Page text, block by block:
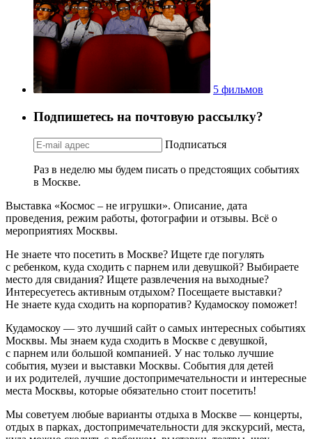
5 фильмов
Подпишетесь на почтовую рассылку?
Подписаться
Раз в неделю мы будем писать о предстоящих событиях
в Москве.
Выставка «Космос – не игрушки». Описание, дата
проведения, режим работы, фотографии и отзывы. Всё о
мероприятиях Москвы.
Не знаете что посетить в Москве? Ищете где погулять
с ребенком, куда сходить с парнем или девушкой? Выбираете
место для свидания? Ищете развлечения на выходные?
Интересуетесь активным отдыхом? Посещаете выставки?
Не знаете куда сходить на корпоратив? Кудамоскоу поможет!
Кудамоскоу — это лучший сайт о самых интересных событиях
Москвы. Мы знаем куда сходить в Москве с девушкой,
с парнем или большой компанией. У нас только лучшие
события, музеи и выставки Москвы. События для детей
и их родителей, лучшие достопримечательности и интересные
места Москвы, которые обязательно стоит посетить!
Мы советуем любые варианты отдыха в Москве — концерты,
отдых в парках, достопримечательности для экскурсий, места,